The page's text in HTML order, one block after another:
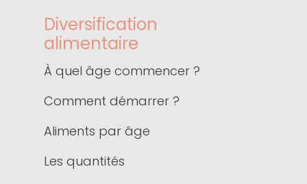
Diversification
alimentaire
À quel âge commencer ?
Comment démarrer ?
Aliments par âge
Les quantités